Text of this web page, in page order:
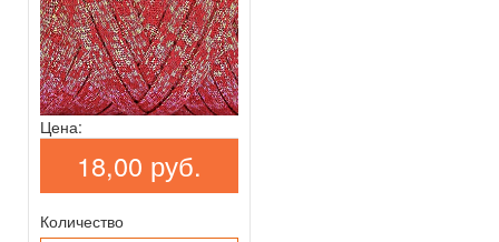
Цена:
18,00 руб.
Количество